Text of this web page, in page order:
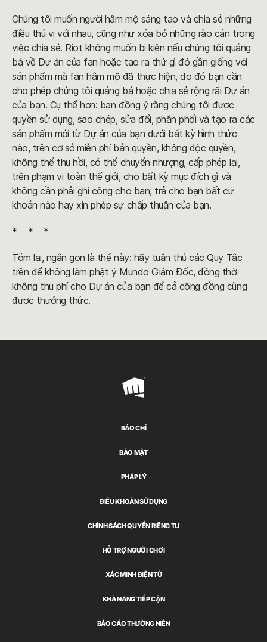
Chúng tôi muốn người hâm mộ sáng tạo và chia sẻ những
điều thú vị với nhau, cũng như xóa bỏ những rào cản trong
việc chia sẻ. Riot không muốn bị kiện nếu chúng tôi quảng
bá về Dự án của fan hoặc tạo ra thứ gì đó gần giống với
sản phẩm mà fan hâm mộ đã thực hiện, do đó bạn cần
cho phép chúng tôi quảng bá hoặc chia sẻ rộng rãi Dự án
của bạn. Cụ thể hơn: bạn đồng ý rằng chúng tôi được
quyền sử dụng, sao chép, sửa đổi, phân phối và tạo ra các
sản phẩm mới từ Dự án của bạn dưới bất kỳ hình thức
nào, trên cơ sở miễn phí bản quyền, không độc quyền,
không thể thu hồi, có thể chuyển nhượng, cấp phép lại,
trên phạm vi toàn thế giới, cho bất kỳ mục đích gì và
không cần phải ghi công cho bạn, trả cho bạn bất cứ
khoản nào hay xin phép sự chấp thuận của bạn.
* * *
Tóm lại, ngắn gọn là thế này: hãy tuân thủ các Quy Tắc
trên để không làm phật ý Mundo Giám Đốc, đồng thời
không thu phí cho Dự án của bạn để cả cộng đồng cùng
được thưởng thức.
Riot
BÁO CHÍ
BẢO MẬT
PHÁP LÝ
ĐIỀU KHOẢN SỬ DỤNG
CHÍNH SÁCH QUYỀN RIÊNG TƯ
HỖ TRỢ NGƯỜI CHƠI
XÁC MINH ĐIỆN TỬ
KHẢ NĂNG TIẾP CẬN
BÁO CÁO THƯỜNG NIÊN